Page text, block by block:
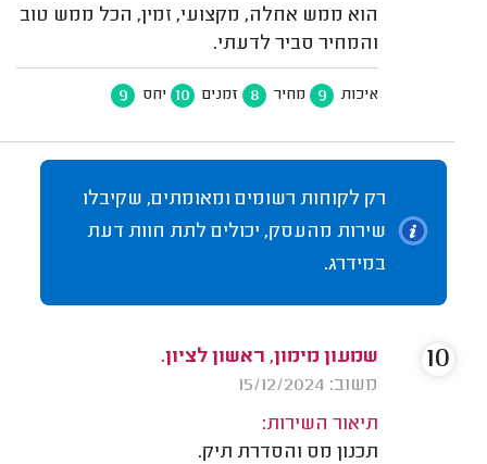
הוא ממש אחלה, מקצועי, זמין, הכל ממש טוב
והמחיר סביר לדעתי.
איכות 9 מחיר 8 זמנים 10 יחס 9
רק לקוחות רשומים ומאומתים, שקיבלו
שירות מהעסק, יכולים לתת חוות דעת
במידרג.
שמעון מימון, ראשון לציון.
משוב: 15/12/2024
תיאור השירות:
תכנון מס והסדרת תיק.
10